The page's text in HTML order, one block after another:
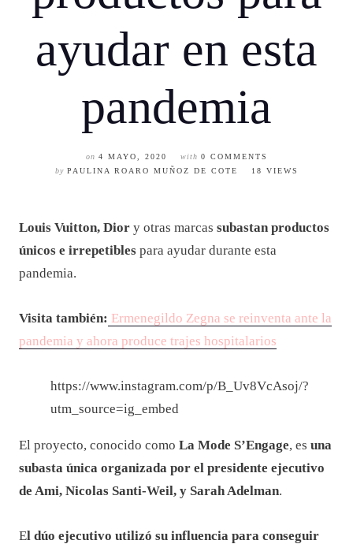
ayudar en esta
pandemia
on 4 MAYO, 2020 with 0 COMMENTS
by PAULINA ROARO MUÑOZ DE COTE 18 VIEWS
Louis Vuitton, Dior y otras marcas subastan productos
únicos e irrepetibles para ayudar durante esta
pandemia.
Visita también: Ermenegildo Zegna se reinventa ante la
pandemia y ahora produce trajes hospitalarios
https://www.instagram.com/p/B_Uv8VcAsoj/?
utm_source=ig_embed
El proyecto, conocido como La Mode S’Engage, es una
subasta única organizada por el presidente ejecutivo
de Ami, Nicolas Santi-Weil, y Sarah Adelman.
El dúo ejecutivo utilizó su influencia para conseguir